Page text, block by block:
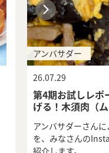
アンバサダー
26.07.29
第4期お試しレポ
げる！木須肉（
アンバサダーさん
を、みなさんの